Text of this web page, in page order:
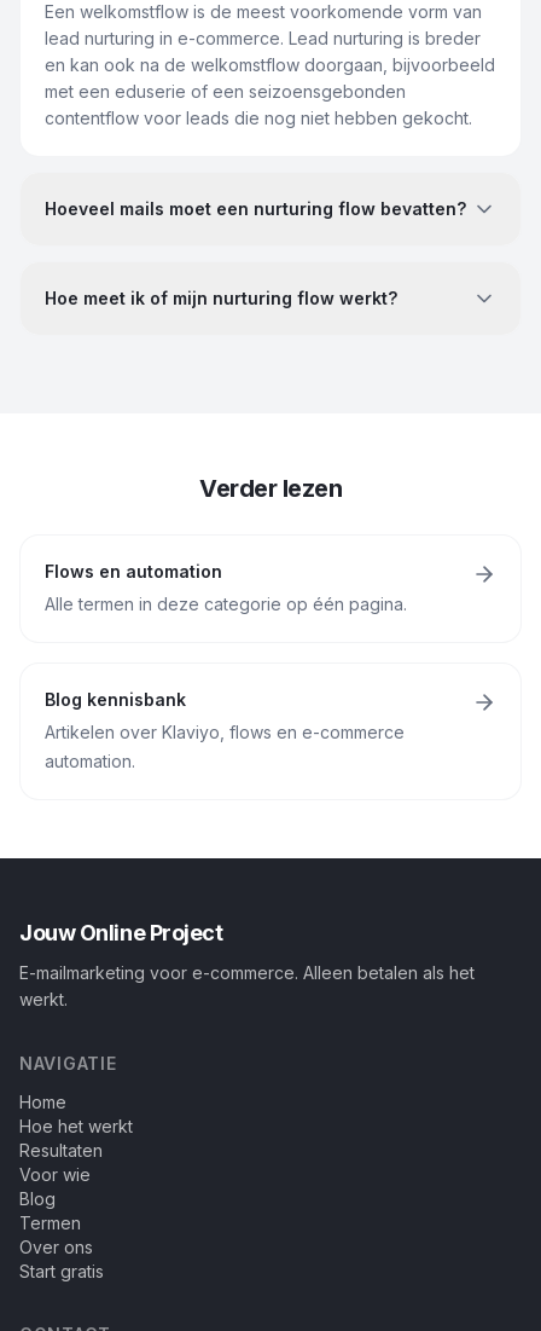
Een welkomstflow is de meest voorkomende vorm van
lead nurturing in e-commerce. Lead nurturing is breder
en kan ook na de welkomstflow doorgaan, bijvoorbeeld
met een eduserie of een seizoensgebonden
contentflow voor leads die nog niet hebben gekocht.
Hoeveel mails moet een nurturing flow bevatten?
Hoe meet ik of mijn nurturing flow werkt?
Verder lezen
Flows en automation
Alle termen in deze categorie op één pagina.
Blog kennisbank
Artikelen over Klaviyo, flows en e-commerce
automation.
Jouw Online Project
E-mailmarketing voor e-commerce. Alleen betalen als het
werkt.
NAVIGATIE
Home
Hoe het werkt
Resultaten
Voor wie
Blog
Termen
Over ons
Start gratis